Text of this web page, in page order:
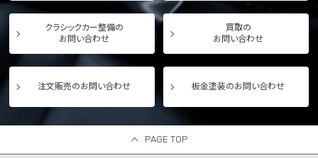
クラシックカー整備の
お問い合わせ
買取の
お問い合わせ
注文販売のお問い合わせ 板金塗装のお問い合わせ
PAGE TOP